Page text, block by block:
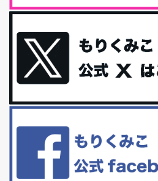
今回は、最近毎回定期的に購入してい
礼品トップ５を紹介します。今までいろ
更年期を穏やかに乗りきるために今で
アラフィフからの体と心の整え方。 私
といった更年期症状はまだ...
白髪・美容・免疫力、現代人に足りな
リーブオイルorごま油をたらす。&n...